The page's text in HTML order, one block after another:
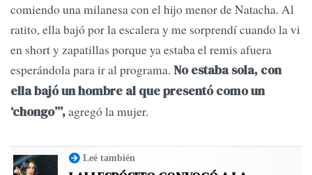
comiendo una milanesa con el hijo menor de Natacha. Al
ratito, ella bajó por la escalera y me sorprendí cuando la vi
en short y zapatillas porque ya estaba el remis afuera
esperándola para ir al programa. No estaba sola, con
ella bajó un hombre al que presentó como un
‘chongo’”,agregó la mujer.
Leé también